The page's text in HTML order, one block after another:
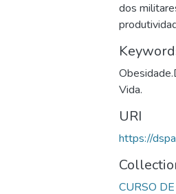
dos
Vida.
URI
https://
CURSO